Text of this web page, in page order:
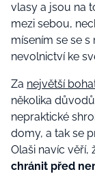
vlasy a jsou na
mezi sebou,
mísením se se
nevolnictví ke
Za největší
několika
nepraktické
domy, a tak se
Olaši navíc věří,
chránit před